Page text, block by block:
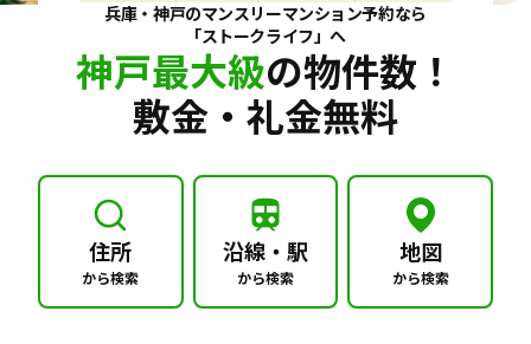
兵庫・神戸のマンスリーマンション予約なら
「ストークライフ」へ
神戸最大級の物件数！
敷金・礼金無料
住所
から検索
沿線・駅
から検索
地図
から検索